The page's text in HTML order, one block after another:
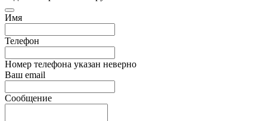
Имя
Телефон
Номер телефона указан неверно
Ваш email
Сообщение